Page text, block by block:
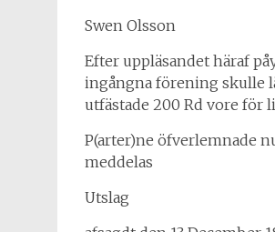
Swen Olsson
Efter uppläsandet häraf
ingångna förening skulle
utfästade 200 Rd vore för
P(arter)ne öfverlemnade
meddelas
Utslag